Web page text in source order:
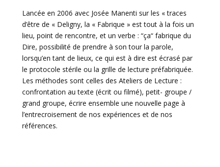
Lancée en 2006 avec Josée Manenti sur les « traces
d’être de « Deligny, la « Fabrique » est tout à la fois un
lieu, point de rencontre, et un verbe : “ça“ fabrique du
Dire, possibilité de prendre à son tour la parole,
lorsqu’en tant de lieux, ce qui est à dire est écrasé par
le protocole stérile ou la grille de lecture préfabriquée.
Les méthodes sont celles des Ateliers de Lecture :
confrontation au texte (écrit ou filmé), petit- groupe /
grand groupe, écrire ensemble une nouvelle page à
l’entrecroisement de nos expériences et de nos
références.